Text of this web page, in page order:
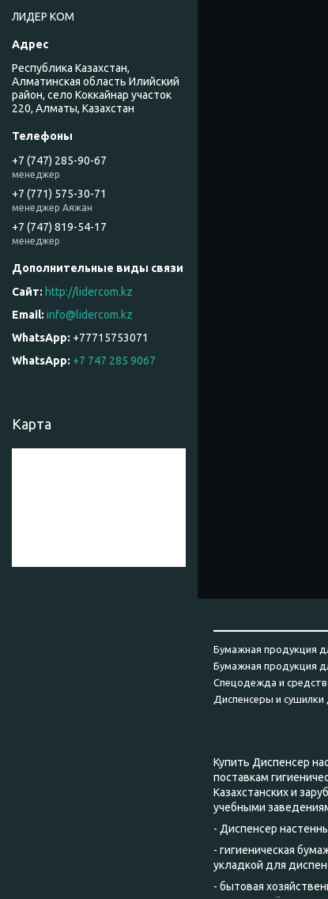
ЛИДЕР КОМ
Республика Казахстан,
Алматинская область Илийский
район, село Коккайнар участок
220, Алматы, Казахстан
+7 (747) 285-90-67
менеджер
+7 (771) 575-30-71
менеджер Аяжан
+7 (747) 819-54-17
менеджер
http://lidercom.kz
info@lidercom.kz
+77715753071
WhatsApp +7 747 285 9067
Карта
Бумажная продукция
Бумажная продукция
Спецодежда и
Диспенсеры и сушилки
Купить Диспенсер
поставкам
Казахстанских и
учебными
- Диспенсер
- гигиеническая
укладкой для
- бытовая